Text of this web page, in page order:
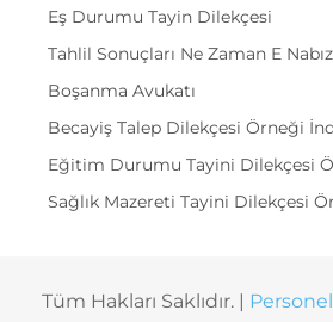
Eş Durumu Tayin Dilekçesi
Tahlil Sonuçları Ne Zaman E
Boşanma Avukatı
Becayiş Talep Dilekçesi Örneği
Eğitim Durumu Tayini Dilekçesi
Sağlık Mazereti Tayini Dilekçesi
Tüm Hakları Saklıdır. |